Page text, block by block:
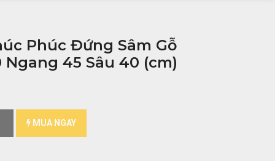
Phúc Đứng Sâm Gỗ
Ngang 45 Sâu 40 (cm)
MUA NGAY